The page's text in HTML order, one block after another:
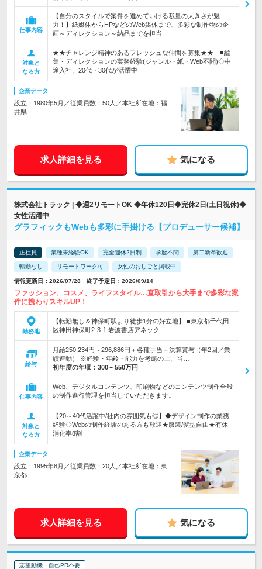
仕事内容
【自分のスタイルで案件を進めていける裁量の大きさが魅
力！】紙媒体からHPなどのWeb媒体まで、多彩な制作物の企
画～ディレクション～納品までを担当
対象と
なる方
★★チャレンジ精神のあるフレッシュな仲間を募集★★ ■編
集・ディレクションの実務経験(ジャンル・紙・Web不問)◇中
途入社、20代・30代が活躍中
企業データ
設立：1980年5月／従業員数：50人／本社所在地：福
井県
求人詳細を見る 気になる
株式会社トラック | ◆週2リモートOK ◆年休120日◆完休2日(土日祝休)◆
女性活躍中
グラフィックもWebも多彩に手掛ける【プロデューサー候補】
正社員 業種未経験OK 完全週休2日制 学歴不問 第二新卒歓迎
転勤なし リモートワーク可 女性のおしごと掲載中
情報更新日：2026/07/28 終了予定日：2026/09/14
ファッション、コスメ、ライフスタイル…直取引から大手まで多彩な案
件に携わりスキルUP！
勤務地
【転勤無し＆神保町駅より徒歩1分の好立地】 ■東京都千代田
区神田神保町2-3-1 岩波書店アネック…
給与
月給250,234円～296,886円＋各種手当＋決算賞与（年2回／業
績連動） ※経験・年齢・能力を考慮の上、当…
初年度の年収： 300～550万円
仕事内容
Web、デジタルコンテンツ、印刷物などのコンテンツ制作全般
の制作進行管理を担当していただきます。
対象と
なる方
【20～40代活躍中/社内の雰囲気も◎】◆デザイン制作の業務
経験◇Webの制作経験のある方も歓迎★服装/髪型自由★有休
消化率8割
企業データ
設立：1995年8月／従業員数：20人／本社所在地：東
京都
求人詳細を見る 気になる
志望動機・自己PR不要